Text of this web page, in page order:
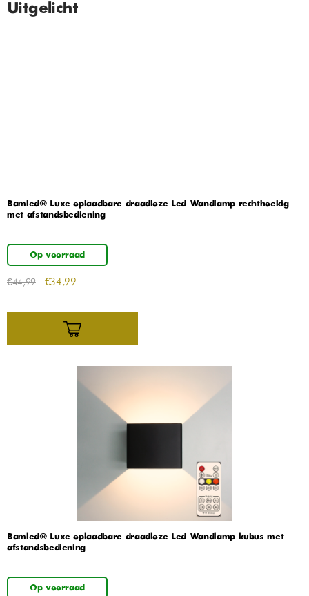
Uitgelicht
Bamled® Luxe oplaadbare draadloze Led Wandlamp rechthoekig
met afstandsbediening
Op voorraad
€44,99 €34,99
Bamled® Luxe oplaadbare draadloze Led Wandlamp kubus met
afstandsbediening
Op voorraad